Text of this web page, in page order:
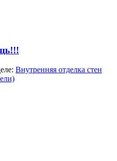
Внутренняя отделка стен